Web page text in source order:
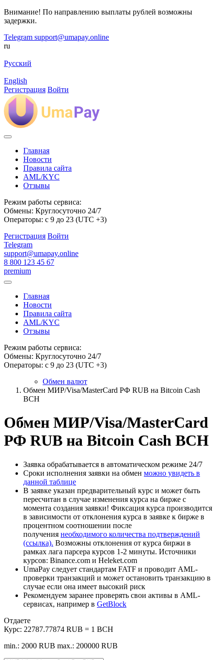
Внимание! По направлению выплаты рублей возможны
задержки.
Telegram support@umapay.online
ru
Русский
English
Регистрация Войти
Главная
Новости
Правила сайта
AML/KYC
Отзывы
Режим работы сервиса:
Обмены: Круглосуточно 24/7
Операторы: с 9 до 23 (UTC +3)
Регистрация Войти
Telegram
support@umapay.online
8 800 123 45 67
premium
Главная
Новости
Правила сайта
AML/KYC
Отзывы
Режим работы сервиса:
Обмены: Круглосуточно 24/7
Операторы: с 9 до 23 (UTC +3)
Обмен валют
Обмен МИР/Visa/MasterCard РФ RUB на Bitcoin Cash
BCH
Обмен МИР/Visa/MasterCard
РФ RUB на Bitcoin Cash BCH
Заявка обрабатывается в автоматическом режиме 24/7
Сроки исполнения заявки на обмен можно увидеть в
данной таблице
В заявке указан предварительный курс и может быть
пересчитан в случае изменения курса на бирже с
момента создания заявки! Фиксация курса производится
в зависимости от отклонения курса в заявке к бирже в
процентном соотношении после
получения необходимого количества подтверждений
(ссылка). Возможны отклонения от курса биржи в
рамках лага парсера курсов 1-2 минуты. Источники
курсов: Binance.com и Heleket.com
UmaPay следует стандартам FATF и проводит AML-
проверки транзакций и может остановить транзакцию в
случае если она имеет высокий риск
Рекомендуем заранее проверять свои активы в AML-
сервисах, например в GetBlock
Отдаете
Курс: 22787.77874 RUB = 1 BCH
min.: 2000 RUB max.: 200000 RUB